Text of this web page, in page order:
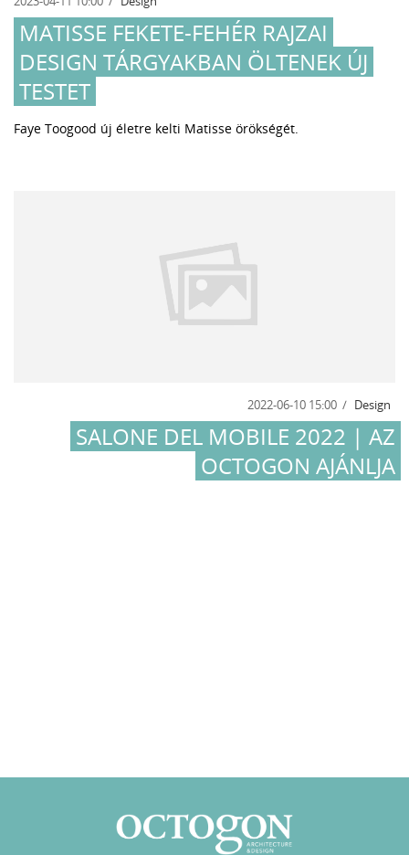
MATISSE FEKETE-FEHÉR RAJZAI
DESIGN TÁRGYAKBAN ÖLTENEK ÚJ
TESTET
Faye Toogood új életre kelti Matisse örökségét.
2022-06-10 15:00 Design
SALONE DEL MOBILE 2022 | AZ
OCTOGON AJÁNLJA